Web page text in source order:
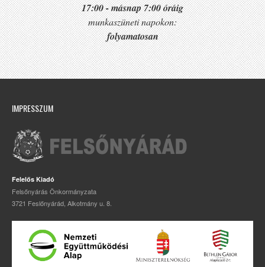
17:00 - másnap 7:00 óráig
munkaszüneti napokon:
folyamatosan
IMPRESSZUM
Felelős Kiadó
Felsőnyárás Önkormányzata
3721 Feslőnyárád, Alkotmány u. 8.